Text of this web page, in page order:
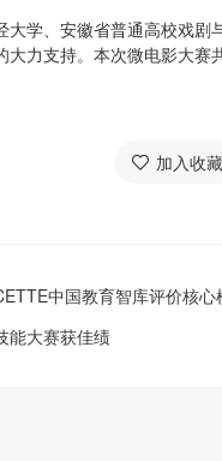
学、安徽省普通高校戏
力支持。本次微电影大
加入收藏
中国教育智库评价核心
能大赛获佳绩